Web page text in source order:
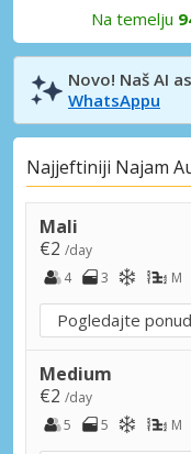
Na temelju
Novo! Naš AI
WhatsAppu
Najjeftiniji Najam
Mali
€2 /day
4
3 M
Pogledajte
Medium
€2 /day
5
5 M